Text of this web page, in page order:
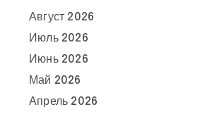
Август 2026
Июль 2026
Июнь 2026
Май 2026
Апрель 2026